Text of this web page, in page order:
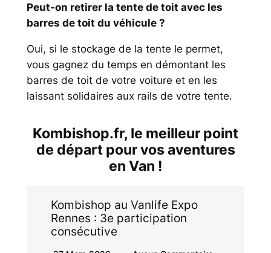
Peut-on retirer la tente de toit avec les
barres de toit du véhicule ?
Oui, si le stockage de la tente le permet,
vous gagnez du temps en démontant les
barres de toit de votre voiture et en les
laissant solidaires aux rails de votre tente.
Kombishop.fr, le meilleur point
de départ pour vos aventures
en Van !
Kombishop au Vanlife Expo
Rennes : 3e participation
consécutive